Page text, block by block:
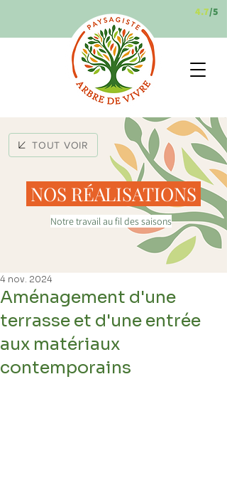
4.7/5
TOUT VOIR
NOS RÉALISATIONS
Notre travail au fil des saisons
Aménagement d'une
terrasse et d'une entrée
aux matériaux
contemporains
4 nov. 2024